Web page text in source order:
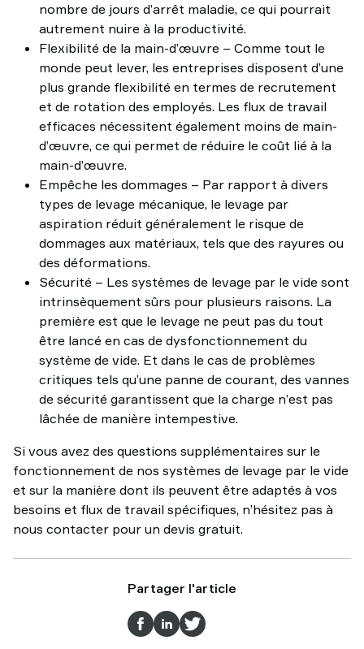
nombre de jours d’arrêt maladie, ce qui pourrait
autrement nuire à la productivité.
Flexibilité de la main-d’œuvre – Comme tout le
monde peut lever, les entreprises disposent d’une
plus grande flexibilité en termes de recrutement
et de rotation des employés. Les flux de travail
efficaces nécessitent également moins de main-
d’œuvre, ce qui permet de réduire le coût lié à la
main-d’œuvre.
Empêche les dommages – Par rapport à divers
types de levage mécanique, le levage par
aspiration réduit généralement le risque de
dommages aux matériaux, tels que des rayures ou
des déformations.
Sécurité – Les systèmes de levage par le vide sont
intrinsèquement sûrs pour plusieurs raisons. La
première est que le levage ne peut pas du tout
être lancé en cas de dysfonctionnement du
système de vide. Et dans le cas de problèmes
critiques tels qu’une panne de courant, des vannes
de sécurité garantissent que la charge n’est pas
lâchée de manière intempestive.
Si vous avez des questions supplémentaires sur le
fonctionnement de nos systèmes de levage par le vide
et sur la manière dont ils peuvent être adaptés à vos
besoins et flux de travail spécifiques, n’hésitez pas à
nous contacter pour un devis gratuit.
Partager l'article